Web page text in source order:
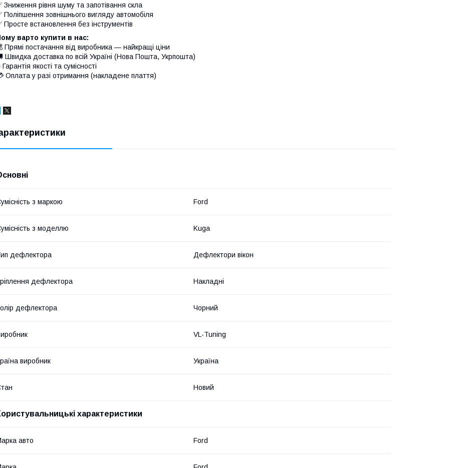
Зниження рівня шуму та запотівання скла
Поліпшення зовнішнього вигляду автомобіля
Просте встановлення без інструментів
варто купити в нас:
Прямі постачання від виробника — найкращі ціни
Швидка доставка по всій Україні (Нова Пошта, Укрпошта)
Гарантія якості та сумісності
Оплата у разі отримання (накладене плаття)
з маркою Ford
з моделлю Kuga
дефлектора Дефлектори вікон
дефлектора Накладні
дефлектора Чорний
VL-Tuning
виробник Україна
Новий
характеристики
авто Ford